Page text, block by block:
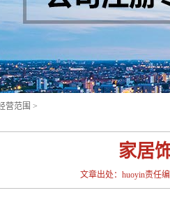
营范围 >
家居
文章出处：huoyin责任